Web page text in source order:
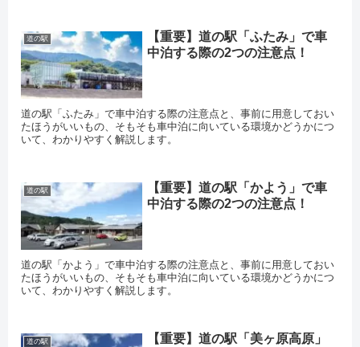
道の駅
【重要】道の駅「ふたみ」で車
中泊する際の2つの注意点！
道の駅「ふたみ」で車中泊する際の注意点と、事前に用意しておい
たほうがいいもの、そもそも車中泊に向いている環境かどうかにつ
いて、わかりやすく解説します。
道の駅
【重要】道の駅「かよう」で車
中泊する際の2つの注意点！
道の駅「かよう」で車中泊する際の注意点と、事前に用意しておい
たほうがいいもの、そもそも車中泊に向いている環境かどうかにつ
いて、わかりやすく解説します。
道の駅
【重要】道の駅「美ヶ原高原」